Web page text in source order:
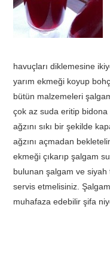
havuçları diklemesine
yarım ekmeği koyup
bütün malzemeleri
çok az suda eritip
ağzını sıkı bir şekilde
ağzını açmadan
ekmeği çıkarıp şalgam
bulunan şalgam ve
servis etmelisiniz.
muhafaza edebilir şifa